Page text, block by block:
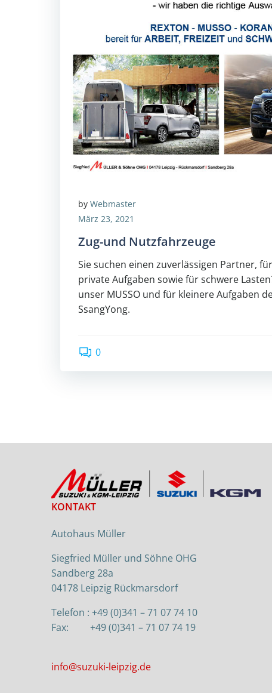
by Webmaster
März 23, 2021
Zug-und Nutzfahrzeuge
Sie suchen einen zuverlässigen Partner,
private Aufgaben sowie für schwere
unser MUSSO und für kleinere Aufgaben
SsangYong.
0
KONTAKT
Autohaus Müller
Siegfried Müller und Söhne OHG
Sandberg 28a
04178 Leipzig Rückmarsdorf
Telefon : +49 (0)341 – 71 07 74 10
Fax: +49 (0)341 – 71 07 74 19
info@suzuki-leipzig.de